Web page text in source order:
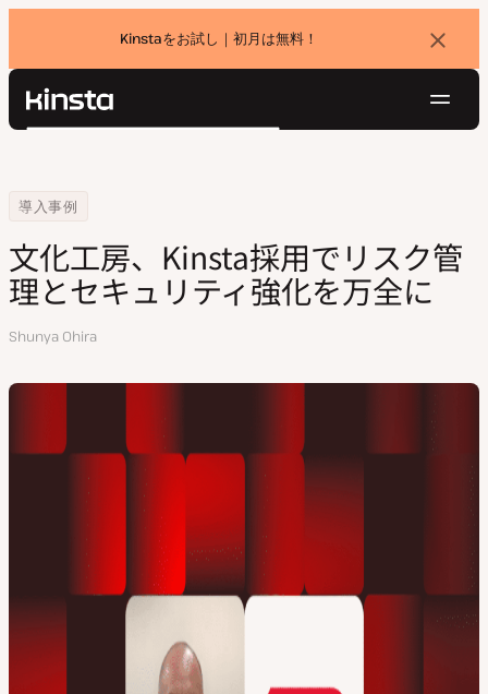
Kinstaをお試し｜初月は無料！
バ
ナ
を
Kinsta®
ョ
価格設定
お問い合わせ
検
Home
会社
導入事例
文化工房、Kinsta採用でリスク管理とセキュリティ強化を万全に
文化工房、Kinsta採用でリスク管
理とセキュリティ強化を万全に
執
Shunya Ohira